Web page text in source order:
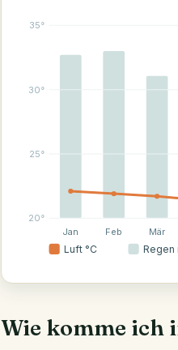
15°
20°
25°
30°
35°
Jan Feb Mär
Luft °C Regen
Wie komme ich